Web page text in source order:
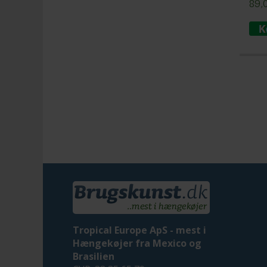
Tropical Europe ApS - mest i
Hængekøjer fra Mexico og
Brasilien